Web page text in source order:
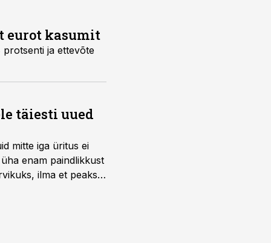
eurot kasumit
ja ettevõte
täiesti uued
mitte iga üritus ei
enam paindlikkust
ilma et peaks